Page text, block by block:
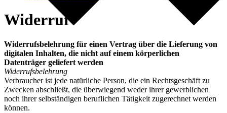
Widerruf
Widerrufsbelehrung für einen Vertrag über die Lieferung von
digitalen Inhalten, die nicht auf einem körperlichen
Datenträger geliefert werden
Widerrufsbelehrung
Verbraucher ist jede natürliche Person, die ein Rechtsgeschäft zu
Zwecken abschließt, die überwiegend weder ihrer gewerblichen
noch ihrer selbständigen beruflichen Tätigkeit zugerechnet werden
können.